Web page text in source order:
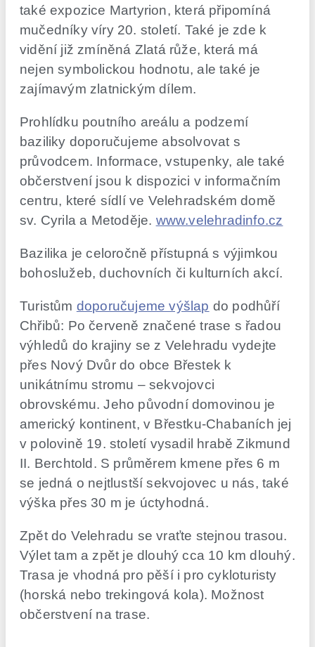
také expozice Martyrion, která připomíná
mučedníky víry 20. století. Také je zde k
vidění již zmíněná Zlatá růže, která má
nejen symbolickou hodnotu, ale také je
zajímavým zlatnickým dílem.
Prohlídku poutního areálu a podzemí
baziliky doporučujeme absolvovat s
průvodcem. Informace, vstupenky, ale také
občerstvení jsou k dispozici v informačním
centru, které sídlí ve Velehradském domě
sv. Cyrila a Metoděje. www.velehradinfo.cz
Bazilika je celoročně přístupná s výjimkou
bohoslužeb, duchovních či kulturních akcí.
Turistům doporučujeme výšlap do podhůří
Chřibů: Po červeně značené trase s řadou
výhledů do krajiny se z Velehradu vydejte
přes Nový Dvůr do obce Břestek k
unikátnímu stromu – sekvojovci
obrovskému. Jeho původní domovinou je
americký kontinent, v Břestku-Chabaních jej
v polovině 19. století vysadil hrabě Zikmund
II. Berchtold. S průměrem kmene přes 6 m
se jedná o nejtlustší sekvojovec u nás, také
výška přes 30 m je úctyhodná.
Zpět do Velehradu se vraťte stejnou trasou.
Výlet tam a zpět je dlouhý cca 10 km dlouhý.
Trasa je vhodná pro pěší i pro cykloturisty
(horská nebo trekingová kola). Možnost
občerstvení na trase.